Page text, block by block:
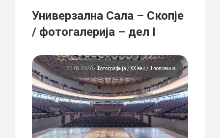
Универзална Сала – Скопје
/ фотогалерија – дел I
20.08.2020 • Фотографија ХХ век / II половина